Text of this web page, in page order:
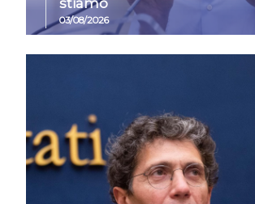
stiamo
03/08/2026